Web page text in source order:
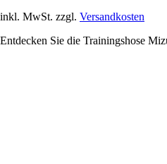
inkl. MwSt. zzgl. Versandkosten
Entdecken Sie die Trainingshose